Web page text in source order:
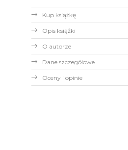
Kup książkę
Opis książki
O autorze
Dane szczegółowe
Oceny i opinie